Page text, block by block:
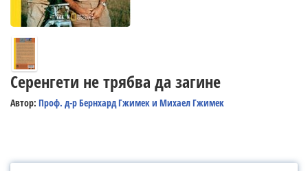
Серенгети не трябва да загине
Автор: Проф. д-р Бернхард Гжимек и Михаел Гжимек